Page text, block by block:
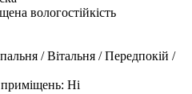
вологостійкість
/ Вітальня / Передпокій /
Ні